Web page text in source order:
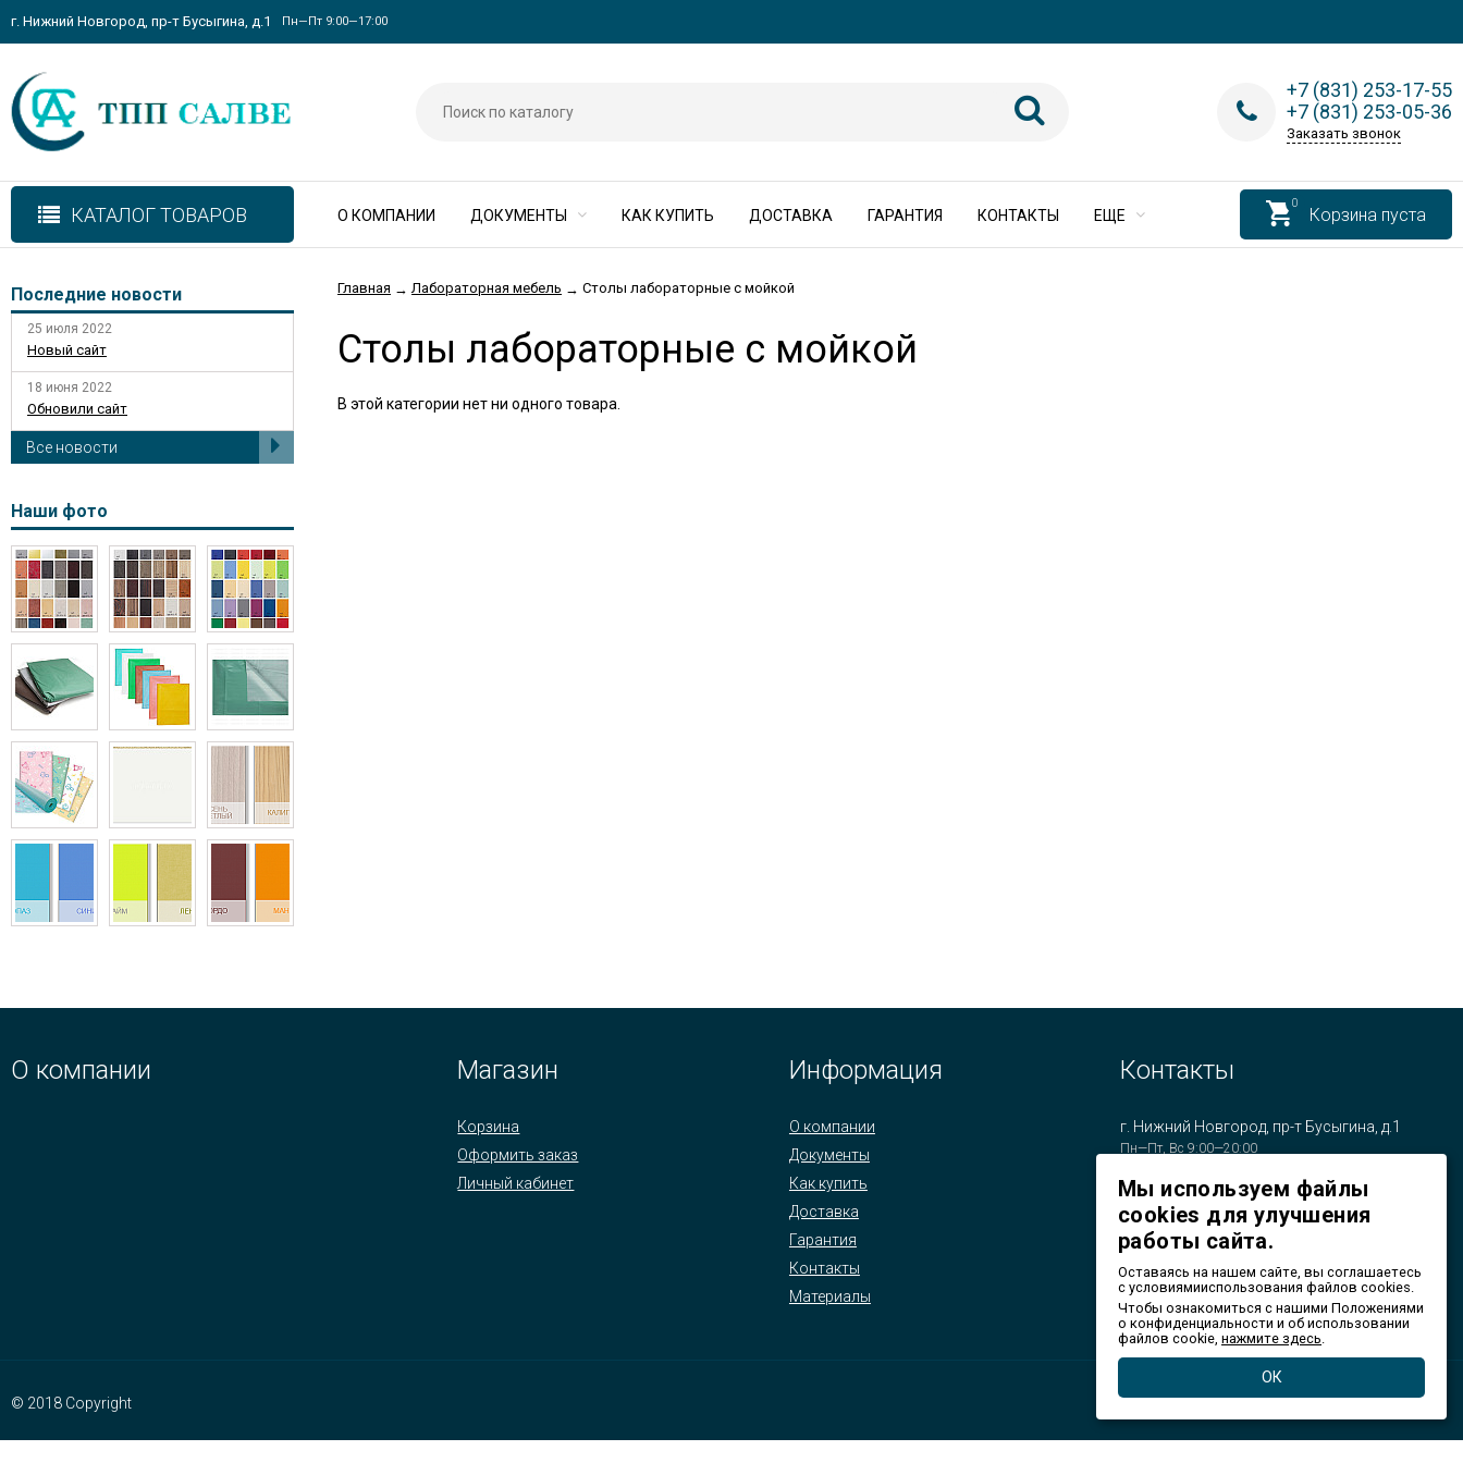
г. Нижний Новгород, пр-т Бусыгина, д.1 Пн—Пт 9:00—17:00
+7 (831) 253-17-55
+7 (831) 253-05-36
Заказать звонок
КАТАЛОГ ТОВАРОВ Корзина пуста
0
О КОМПАНИИ ДОКУМЕНТЫ КАК КУПИТЬ ДОСТАВКА ГАРАНТИЯ КОНТАКТЫ ЕЩЕ
Главная → Лабораторная мебель → Столы лабораторные с мойкой
Столы лабораторные с мойкой
В этой категории нет ни одного товара.
Последние новости
25 июля 2022
Новый сайт
18 июня 2022
Обновили сайт
Все новости
Наши фото
О компании Магазин
Корзина
Оформить заказ
Личный кабинет
Информация
О компании
Документы
Как купить
Доставка
Гарантия
Контакты
Материалы
Контакты
г. Нижний Новгород, пр-т Бусыгина, д.1
Пн—Пт, Вс 9:00—20:00
+7 (831) 253-17-55
+7 (831) 253-05-36
salvenn@yandex.ru
© 2018 Copyright
Мы используем файлы
cookies для улучшения
работы сайта.
Оставаясь на нашем сайте, вы соглашаетесь
с условиямииспользования файлов cookies.
Чтобы ознакомиться с нашими Положениями
о конфиденциальности и об использовании
файлов cookie, нажмите здесь.
ОК